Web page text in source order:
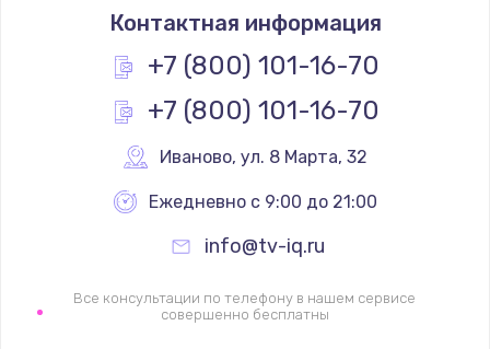
900 руб.
Заказать
900 руб.
Заказать
Не работает
1400 руб.
Контактная информация
+7 (800) 101-16-70
+7 (800) 101-16-70
Иваново, ул. 8 Марта, 32
Ежедневно с 9:00 до 21:00
info@tv-iq.ru
Все консультации по телефону в нашем сервисе
совершенно бесплатны